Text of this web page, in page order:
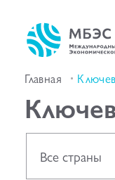
Главная
Все страны